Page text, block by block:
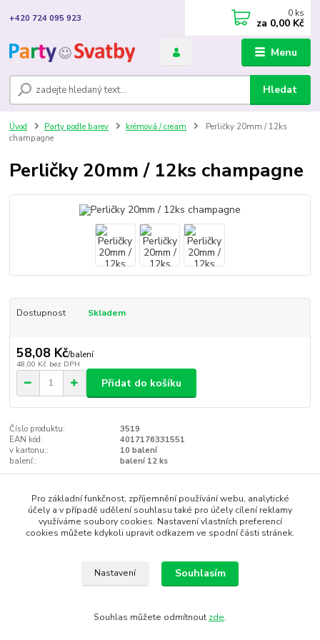
Menu
Hledat
+420 724 095 923 0 ks
za 0,00 Kč
Úvod Party podle barev krémová / cream
Perličky 20mm / 12ks
champagne
Perličky 20mm / 12ks champagne
Dostupnost Skladem
58,08 Kč/balení
48,00 Kč bez DPH
Přidat do košíku
Číslo produktu:
3519
EAN kód:
4017176331551
v kartonu::
10 balení
balení::
balení 12 ks
Zboží zařazeno v kategoriích
Brože a perličky
Pro základní funkčnost, zpříjemnění používání webu, analytické
účely a v případě udělení souhlasu také pro účely cílení reklamy
využíváme soubory cookies. Nastavení vlastních preferencí
cookies můžete kdykoli upravit odkazem ve spodní části stránek.
Nastavení Souhlasím
Souhlas můžete odmítnout zde.